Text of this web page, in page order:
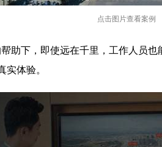
点击图片查看案例
助下，即使远在千里，工作人员
实体验。